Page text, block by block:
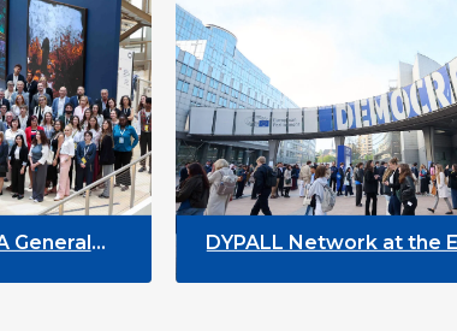
DYPALL Network at the European
Youth Week 2026